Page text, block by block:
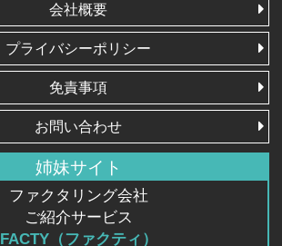
会社概要
プライバシーポリシー
免責事項
お問い合わせ
姉妹サイト
ファクタリング会社
ご紹介サービス
FACTY（ファクティ）